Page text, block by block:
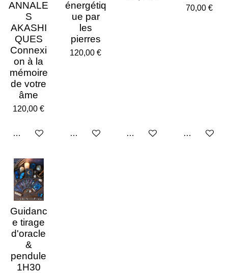
ANNALE
S
AKASHI
QUES
Connexi
on à la
mémoire
de votre
âme
120,00 €
Ajouter au panier
énergétiq
ue par
les
pierres
120,00 €
Ajouter au panierAjouter au panier
70,00 €
Ajouter au
Guidanc
e tirage
d'oracle
&
pendule
1H30